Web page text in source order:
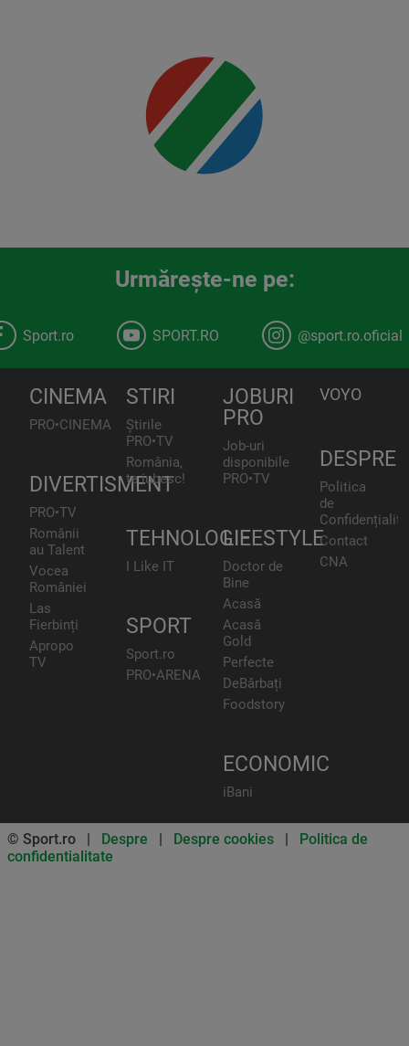
Urmăreşte-ne pe:
Sport.ro SPORT.RO @sport.ro.oficial
CINEMA
PRO•CINEMA
DIVERTISMENT
PRO•TV
Românii
au Talent
Vocea
României
Las
Fierbinți
Apropo
TV
STIRI
Știrile
PRO•TV
România,
te iubesc!
TEHNOLOGIE
I Like IT
SPORT
Sport.ro
PRO•ARENA
JOBURI
PRO
Job-uri
disponibile
PRO•TV
LIFESTYLE
Doctor de
Bine
Acasă
Acasă
Gold
Perfecte
DeBărbați
Foodstory
ECONOMIC
iBani
VOYO
DESPRE
Politica
de
Contact
CNA
© Sport.ro | Despre | Despre cookies | Politica de
confidentialitate